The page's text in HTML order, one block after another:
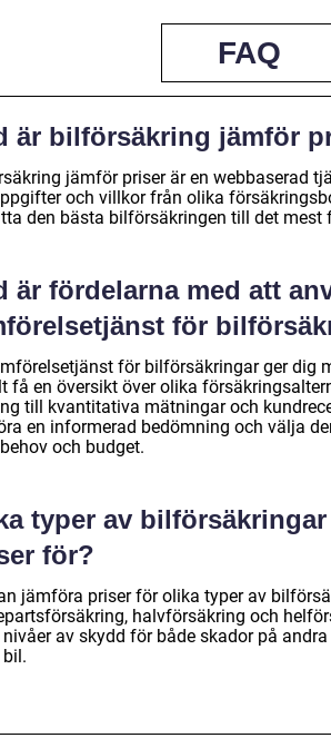
FAQ
är bilförsäkring jämför
jämför priser är en webbaserad
och villkor från olika
den bästa bilförsäkringen till det mest
är fördelarna med att
för
för bilförsäkringar ger dig
få en översikt över olika
till kvantitativa mätningar och
en informerad bedömning och välja
och budget.
typer av
för?
jämföra priser för olika typer av
halvförsäkring och
av skydd för både skador på
bil.